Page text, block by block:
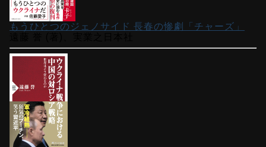
もうひとつのジェノサイド 長春の惨劇「チャーズ」